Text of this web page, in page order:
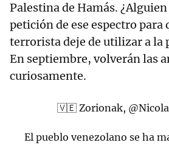
Palestina de Hamás.
petición de ese espectro para
terrorista deje de utilizar a la
En septiembre, volverán las
curiosamente.
🇻🇪 Zorionak,
El pueblo venezolano se ha